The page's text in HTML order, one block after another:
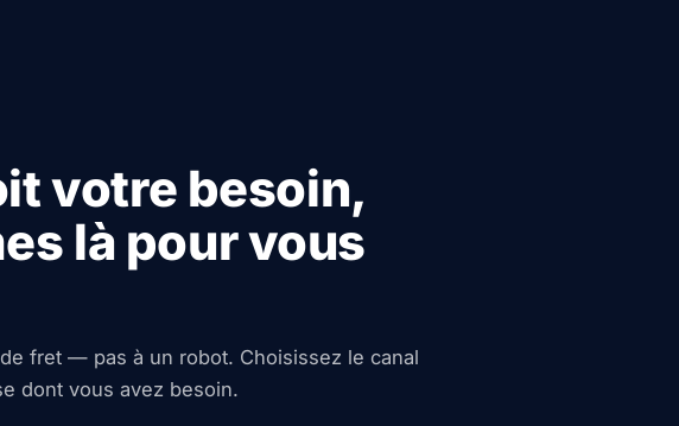
votre besoin,
là pour vous
fret — pas à un robot. Choisissez le canal
dont vous avez besoin.